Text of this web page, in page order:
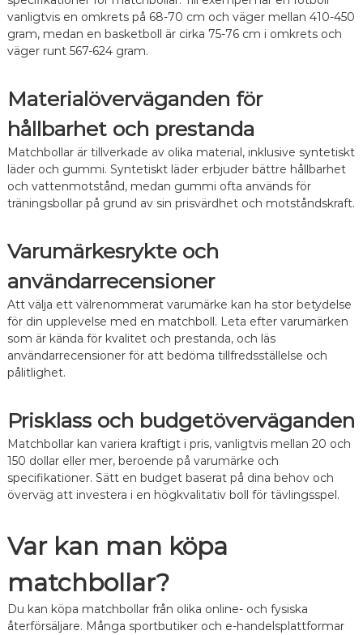
vanligtvis en omkrets på 68-70 cm och väger mellan 410-450
gram, medan en basketboll är cirka 75-76 cm i omkrets och
väger runt 567-624 gram.
Materialöverväganden för
hållbarhet och prestanda
Matchbollar är tillverkade av olika material, inklusive syntetiskt
läder och gummi. Syntetiskt läder erbjuder bättre hållbarhet
och vattenmotstånd, medan gummi ofta används för
träningsbollar på grund av sin prisvärdhet och motståndskraft.
Varumärkesrykte och
användarrecensioner
Att välja ett välrenommerat varumärke kan ha stor betydelse
för din upplevelse med en matchboll. Leta efter varumärken
som är kända för kvalitet och prestanda, och läs
användarrecensioner för att bedöma tillfredsställelse och
pålitlighet.
Prisklass och budgetöverväganden
Matchbollar kan variera kraftigt i pris, vanligtvis mellan 20 och
150 dollar eller mer, beroende på varumärke och
specifikationer. Sätt en budget baserat på dina behov och
överväg att investera i en högkvalitativ boll för tävlingsspel.
Var kan man köpa
matchbollar?
Du kan köpa matchbollar från olika online- och fysiska
återförsäljare. Många sportbutiker och e-handelsplattformar